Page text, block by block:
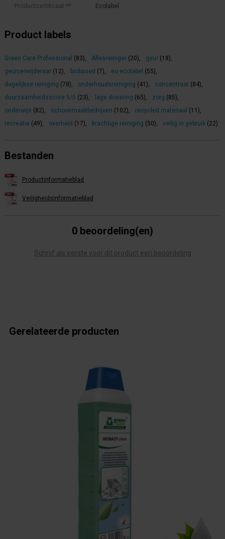
Productcertificaat ** Ecolabel
Product labels
Green Care Professional (83), Allesreiniger (20), geur (18),
geurverwijderaar (12), biobased (7), eu ecolabel (55),
dagelijkse reiniging (78), onderhoudsreiniging (41), concentraat (84),
duurzaamheidsscore 5/5 (23), lage dosering (65), zorg (85),
onderwijs (82), schoonmaakbedrijven (102), recycled materiaal (11),
recreatie (49), overheid (17), krachtige reiniging (50), veilig in gebruik (22)
Bestanden
Productinformatieblad
Veiligheidsinformatieblad
0 beoordeling(en)
Schrijf als eerste voor dit product een beoordeling
Gerelateerde producten